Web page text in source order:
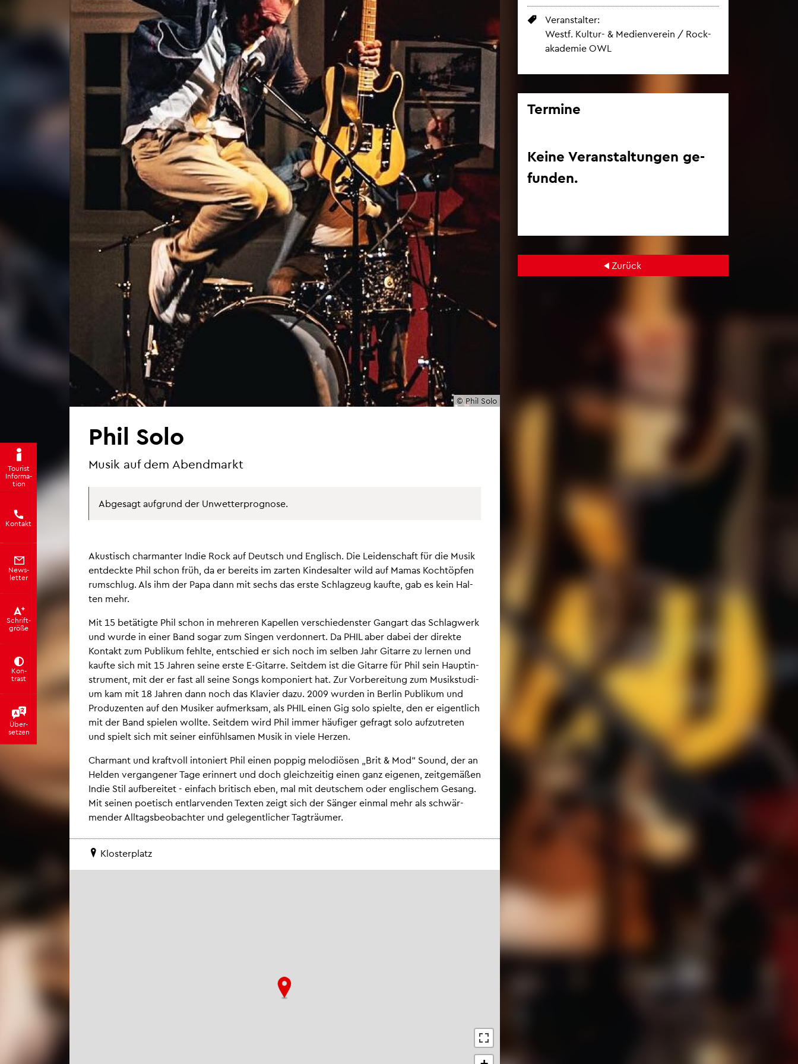
Tou­rist
In­for­ma­
ti­on
Kon­takt
News­
let­ter
Schrift­
grö­ße
Kon­
trast
Über­
set­zen
© Phil Solo
Phil Solo
Musik auf dem Abend­markt
Ab­ge­sagt auf­grund der Un­wet­ter­pro­gno­se.
Akus­tisch char­man­ter Indie Rock auf Deutsch und Eng­lisch. Die Lei­den­schaft für die Musik
ent­deck­te Phil schon früh, da er be­reits im zar­ten Kin­des­al­ter wild auf Mamas Koch­töp­fen
rum­schlug. Als ihm der Papa dann mit sechs das erste Schlag­zeug kauf­te, gab es kein Hal­
ten mehr.
Mit 15 be­tä­tig­te Phil schon in meh­re­ren Ka­pel­len ver­schie­dens­ter Gang­art das Schlag­werk
und wurde in einer Band sogar zum Sin­gen ver­don­nert. Da PHIL aber dabei der di­rek­te
Kon­takt zum Pu­bli­kum fehl­te, ent­schied er sich noch im sel­ben Jahr Gi­tar­re zu ler­nen und
kauf­te sich mit 15 Jah­ren seine erste E-Gi­tar­re. Seit­dem ist die Gi­tar­re für Phil sein Haupt­in­
stru­ment, mit der er fast all seine Songs kom­po­niert hat. Zur Vor­be­rei­tung zum Mu­sik­stu­di­
um kam mit 18 Jah­ren dann noch das Kla­vier dazu. 2009 wur­den in Ber­lin Pu­bli­kum und
Pro­du­zen­ten auf den Mu­si­ker auf­merk­sam, als PHIL einen Gig solo spiel­te, den er ei­gent­lich
mit der Band spie­len woll­te. Seit­dem wird Phil immer häu­fi­ger ge­fragt solo auf­zu­tre­ten
und spielt sich mit sei­ner ein­fühl­sa­men Musik in viele Her­zen.
Char­mant und kraft­voll in­to­niert Phil einen pop­pig me­lo­diö­sen „Brit & Mod“ Sound, der an
Hel­den ver­gan­ge­ner Tage er­in­nert und doch gleich­zei­tig einen ganz ei­ge­nen, zeit­ge­mä­ßen
Indie Stil auf­be­rei­tet - ein­fach bri­tisch eben, mal mit deut­schem oder eng­li­schem Ge­sang.
Mit sei­nen poe­tisch ent­lar­ven­den Tex­ten zeigt sich der Sän­ger ein­mal mehr als schwär­
men­der All­tags­be­ob­ach­ter und ge­le­gent­li­cher Tag­träu­mer.
Klos­ter­platz
Ver­an­stal­ter:
Westf. Kul­tur- & Me­di­en­ver­ein / Rock­
aka­de­mie OWL
Ter­mi­ne
Keine Ver­an­stal­tun­gen ge­
fun­den.
Zu­rück